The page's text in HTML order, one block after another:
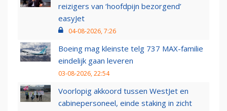
reizigers van ‘hoofdpijn bezorgend’
easyJet
04-08-2026, 7:26
Boeing mag kleinste telg 737 MAX-familie
eindelijk gaan leveren
03-08-2026, 22:54
Voorlopig akkoord tussen WestJet en
cabinepersoneel, einde staking in zicht